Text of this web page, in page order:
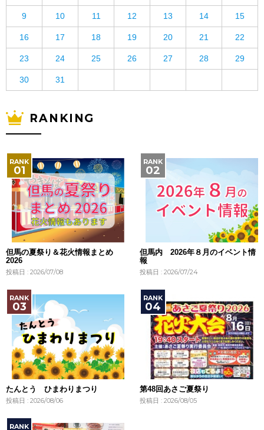
9 10 11 12 13 14 15
16 17 18 19 20 21 22
23 24 25 26 27 28 29
30 31
RANKING
但馬の夏祭り＆花火情報まとめ
2026
投稿日 : 2026/07/08
但馬内 2026年８月のイベント情
報
投稿日 : 2026/07/24
たんとう ひまわりまつり
投稿日 : 2026/08/06
第48回あさご夏祭り
投稿日 : 2026/08/05